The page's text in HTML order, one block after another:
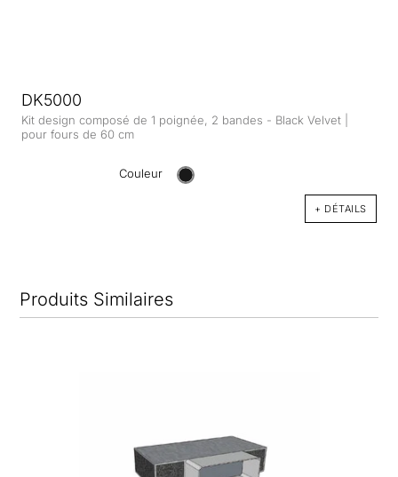
DK5000
Kit design composé de 1 poignée, 2 bandes - Black Velvet |
pour fours de 60 cm
Couleur
+ DÉTAILS
Produits Similaires